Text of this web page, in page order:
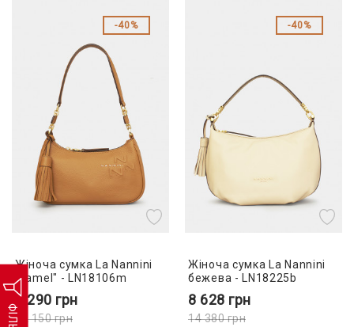
40%
Жіноча сумка La Nannini
"camel" - LN18106m
7 290 грн
12 150грн
40%
Жіноча сумка La Nannini
бежева - LN18225b
8 628 грн
14 380грн